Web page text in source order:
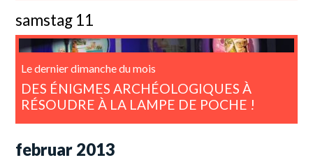
samstag 11
Le dernier dimanche du mois
DES ÉNIGMES ARCHÉOLOGIQUES À
RÉSOUDRE À LA LAMPE DE POCHE !
februar 2013